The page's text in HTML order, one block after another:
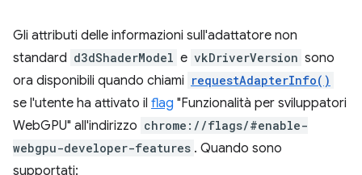
Gli attributi delle informazioni sull'adattatore non
standard d3dShaderModel e vkDriverVersion sono
ora disponibili quando chiami requestAdapterInfo()
se l'utente ha attivato il flag "Funzionalità per sviluppatori
WebGPU" all'indirizzo chrome://flags/#enable-
webgpu-developer-features . Quando sono
supportati: